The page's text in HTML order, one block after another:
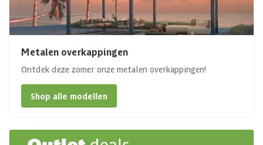
Metalen overkappingen
Ontdek deze zomer onze metalen overkappingen!
Shop alle modellen